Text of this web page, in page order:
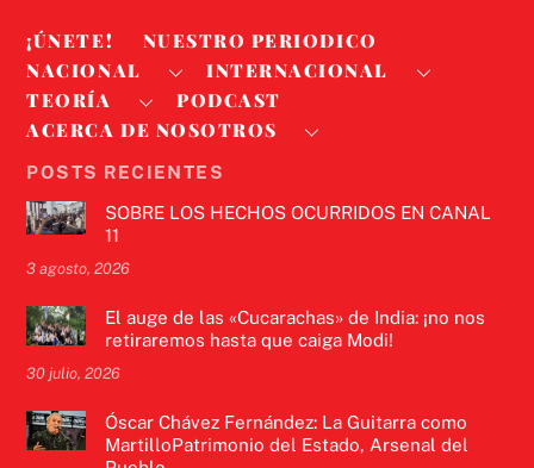
¡ÚNETE!
NUESTRO PERIODICO
NACIONAL
INTERNACIONAL
TEORÍA
PODCAST
ACERCA DE NOSOTROS
POSTS RECIENTES
SOBRE LOS HECHOS OCURRIDOS EN CANAL
11
3 agosto, 2026
El auge de las «Cucarachas» de India: ¡no nos
retiraremos hasta que caiga Modi!
30 julio, 2026
Óscar Chávez Fernández: La Guitarra como
MartilloPatrimonio del Estado, Arsenal del